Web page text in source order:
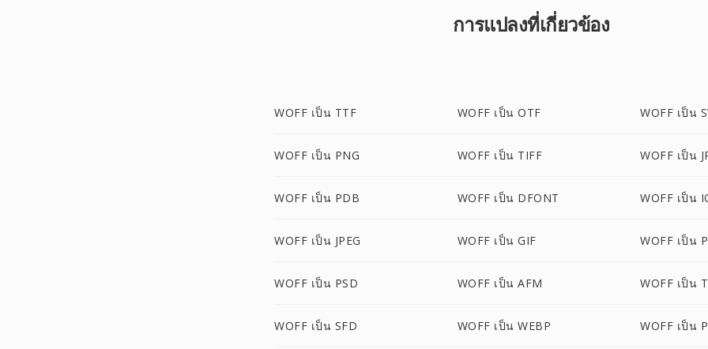
การแปลงที่เกี่ยวข้อง
WOFF เป็น TTF WOFF เป็น OTF WOFF เป็น
WOFF เป็น PNG WOFF เป็น TIFF WOFF เป็น
WOFF เป็น PDB WOFF เป็น DFONT WOFF เป็น
WOFF เป็น JPEG WOFF เป็น GIF WOFF เป็น
WOFF เป็น PSD WOFF เป็น AFM WOFF เป็น
WOFF เป็น SFD WOFF เป็น WEBP WOFF เป็น